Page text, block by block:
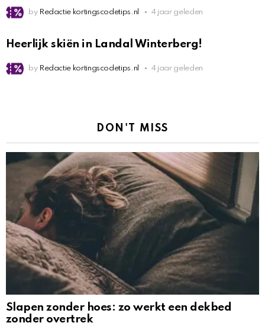
by Redactie kortingscodetips.nl 4 jaar geleden
Heerlijk skiën in Landal Winterberg!
by Redactie kortingscodetips.nl 4 jaar geleden
DON'T MISS
Slapen zonder hoes: zo werkt een dekbed
zonder overtrek